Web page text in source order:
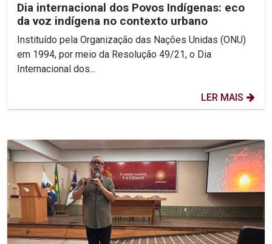
Dia internacional dos Povos Indígenas: eco
da voz indígena no contexto urbano
Instituído pela Organização das Nações Unidas (ONU)
em 1994, por meio da Resolução 49/21, o Dia
Internacional dos...
LER MAIS